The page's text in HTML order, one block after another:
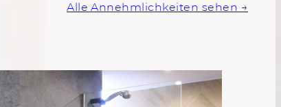
Alle Annehmlichkeiten sehen →